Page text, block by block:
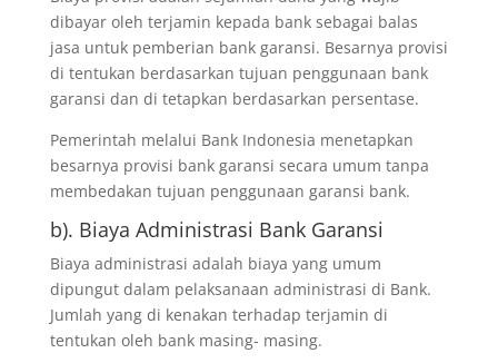
dibayar oleh terjamin kepada bank sebagai balas
jasa untuk pemberian bank garansi. Besarnya provisi
di tentukan berdasarkan tujuan penggunaan bank
garansi dan di tetapkan berdasarkan persentase.
Pemerintah melalui Bank Indonesia menetapkan
besarnya provisi bank garansi secara umum tanpa
membedakan tujuan penggunaan garansi bank.
b). Biaya Administrasi Bank Garansi
Biaya administrasi adalah biaya yang umum
dipungut dalam pelaksanaan administrasi di Bank.
Jumlah yang di kenakan terhadap terjamin di
tentukan oleh bank masing- masing.